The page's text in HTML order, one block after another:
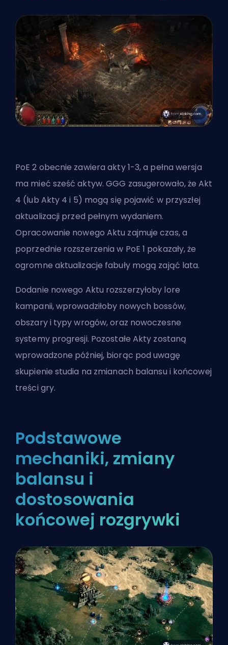
PoE 2 obecnie zawiera akty 1-3, a pełna wersja
ma mieć sześć aktyw. GGG zasugerowało, że Akt
4 (lub Akty 4 i 5) mogą się pojawić w przyszłej
aktualizacji przed pełnym wydaniem.
Opracowanie nowego Aktu zajmuje czas, a
poprzednie rozszerzenia w PoE 1 pokazały, że
ogromne aktualizacje fabuły mogą zająć lata.
Dodanie nowego Aktu rozszerzyłoby lore
kampanii, wprowadziłoby nowych bossów,
obszary i typy wrogów, oraz nowoczesne
systemy progresji. Pozostałe Akty zostaną
wprowadzone później, biorąc pod uwagę
skupienie studia na zmianach balansu i końcowej
treści gry.
Podstawowe
mechaniki, zmiany
balansu i
dostosowania
końcowej rozgrywki